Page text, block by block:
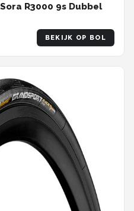
R3000 9s Dubbel
BEKIJK OP BOL